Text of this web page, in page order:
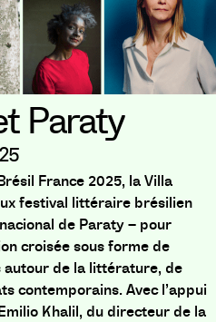
Paraty
France 2025, la Villa
festival littéraire brésilien
de Paraty – pour
croisée sous forme de
de la littérature, de
contemporains. Avec l’appui
Khalil, du directeur de la